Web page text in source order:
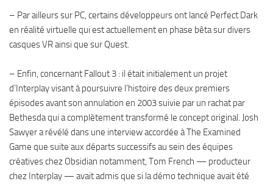
– Par ailleurs sur PC, certains développeurs ont lancé Perfect Dark
en réalité virtuelle qui est actuellement en phase bêta sur divers
casques VR ainsi que sur Quest.
– Enfin, concernant Fallout 3 : il était initialement un projet
d’Interplay visant à poursuivre l’histoire des deux premiers
épisodes avant son annulation en 2003 suivie par un rachat par
Bethesda qui a complètement transformé le concept original. Josh
Sawyer a révélé dans une interview accordée à The Examined
Game que suite aux départs successifs au sein des équipes
créatives chez Obsidian notamment, Tom French — producteur
chez Interplay — avait admis que si la démo technique avait été